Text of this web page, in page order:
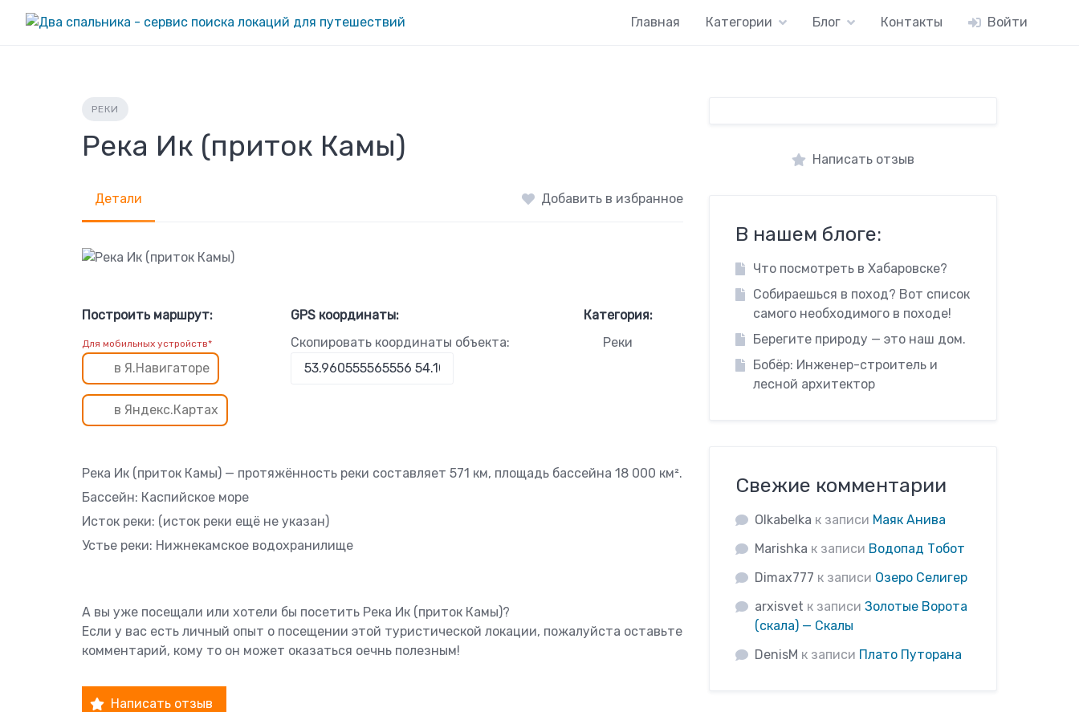
Главная Категории Блог Контакты Войти
РЕКИ
Река Ик (приток Камы)
Детали Добавить в избранное
Построить маршрут:
Для мобильных устройств*
в Я.Навигаторе
в Яндекс.Картах
GPS координаты:
Скопировать координаты объекта:
Категория:
Реки
Река Ик (приток Камы) — протяжённость реки составляет 571 км, площадь бассейна 18 000 км².
Бассейн: Каспийское море
Исток реки: (исток реки ещё не указан)
Устье реки: Нижнекамское водохранилище
А вы уже посещали или хотели бы посетить Река Ик (приток Камы)?
Если у вас есть личный опыт о посещении этой туристической локации, пожалуйста оставьте
комментарий, кому то он может оказаться оечнь полезным!
Написать отзыв
Написать отзыв
В нашем блоге:
Что посмотреть в Хабаровске?
Собираешься в поход? Вот список
самого необходимого в походе!
Берегите природу — это наш дом.
Бобёр: Инженер-строитель и
лесной архитектор
Свежие комментарии
Olkabelka к записи Маяк Анива
Marishka к записи Водопад Тобот
Dimax777 к записи Озеро Селигер
arxisvet к записиЗолотые Ворота
(скала) — Скалы
DenisM к записи Плато Путорана